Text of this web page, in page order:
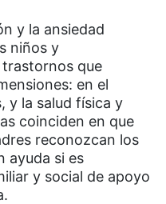
y la ansiedad
niños y
que
en el
y la salud física y
coinciden en que
reconozcan los
ayuda si es
y social de apoyo